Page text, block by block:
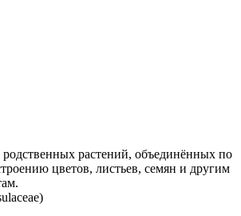
растений, объединённых по
цветов, листьев, семян и другим